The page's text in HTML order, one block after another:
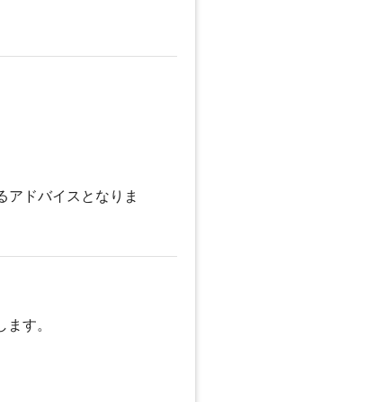
アドバイスとなりま
す。